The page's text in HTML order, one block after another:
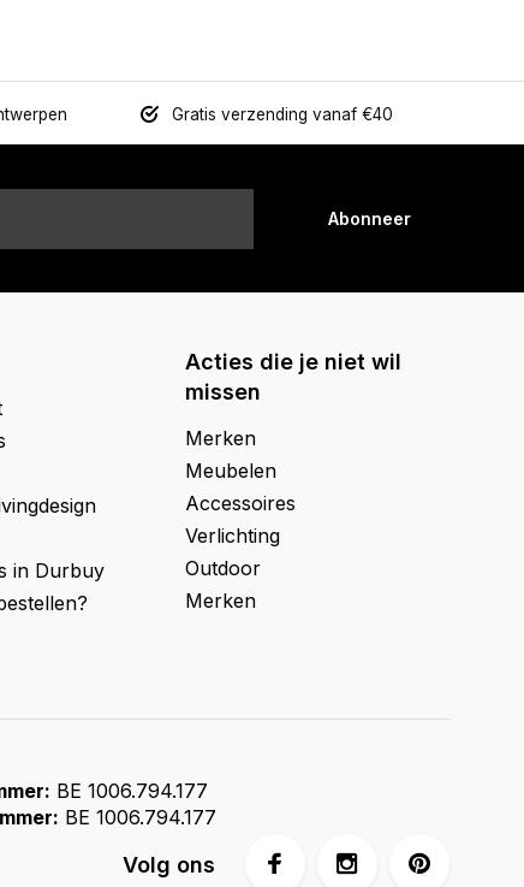
Gratis verzending vanaf €40
Abonneer
in Durbuy
Acties die je niet wil
missen
Merken
Meubelen
Accessoires
Verlichting
Outdoor
Merken
BE 1006.794.177
BE 1006.794.177
Volg ons